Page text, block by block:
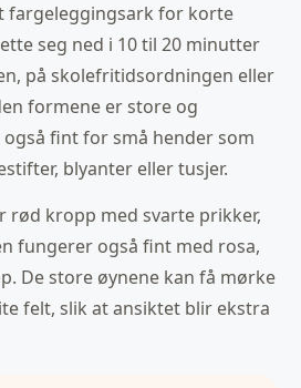
fargeleggingsark for korte
seg ned i 10 til 20 minutter
på skolefritidsordningen eller
formene er store og
fint for små hender som
blyanter eller tusjer.
rød kropp med svarte prikker,
fungerer også fint med rosa,
De store øynene kan få mørke
felt, slik at ansiktet blir ekstra